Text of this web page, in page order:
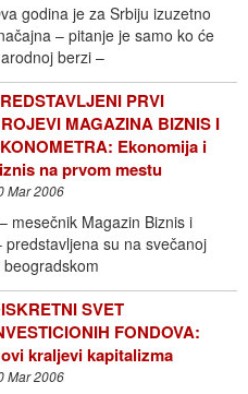
godina je za Srbiju izuzetno
– pitanje je samo ko će
berzi –
PRVI
MAGAZINA BIZNIS I
Ekonomija i
na prvom mestu
Mar 2006
mesečnik Magazin Biznis i
su na svečanoj
SVET
FONDOVA:
kraljevi kapitalizma
Mar 2006